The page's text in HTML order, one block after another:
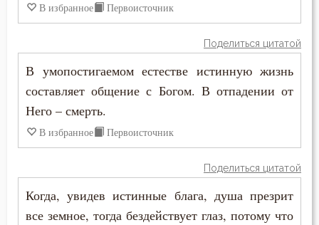
Бог
Богатство
Богопознание
Богородица
Богослужение
Борьба
Ефрем Сирин
Иоанн Златоуст
Иоанн Кронштадтский
Иоанн Лествичник
Исаак Сирин Ниневийский
В избранное Первоисточник
Поделиться цитатой
В умопостигаемом естестве истинную жизнь
составляет общение с Богом. В отпадении от
Него – смерть.
В избранное Первоисточник
Поделиться цитатой
Когда, увидев истинные блага, душа презрит
все земное, тогда бездействует глаз, потому что